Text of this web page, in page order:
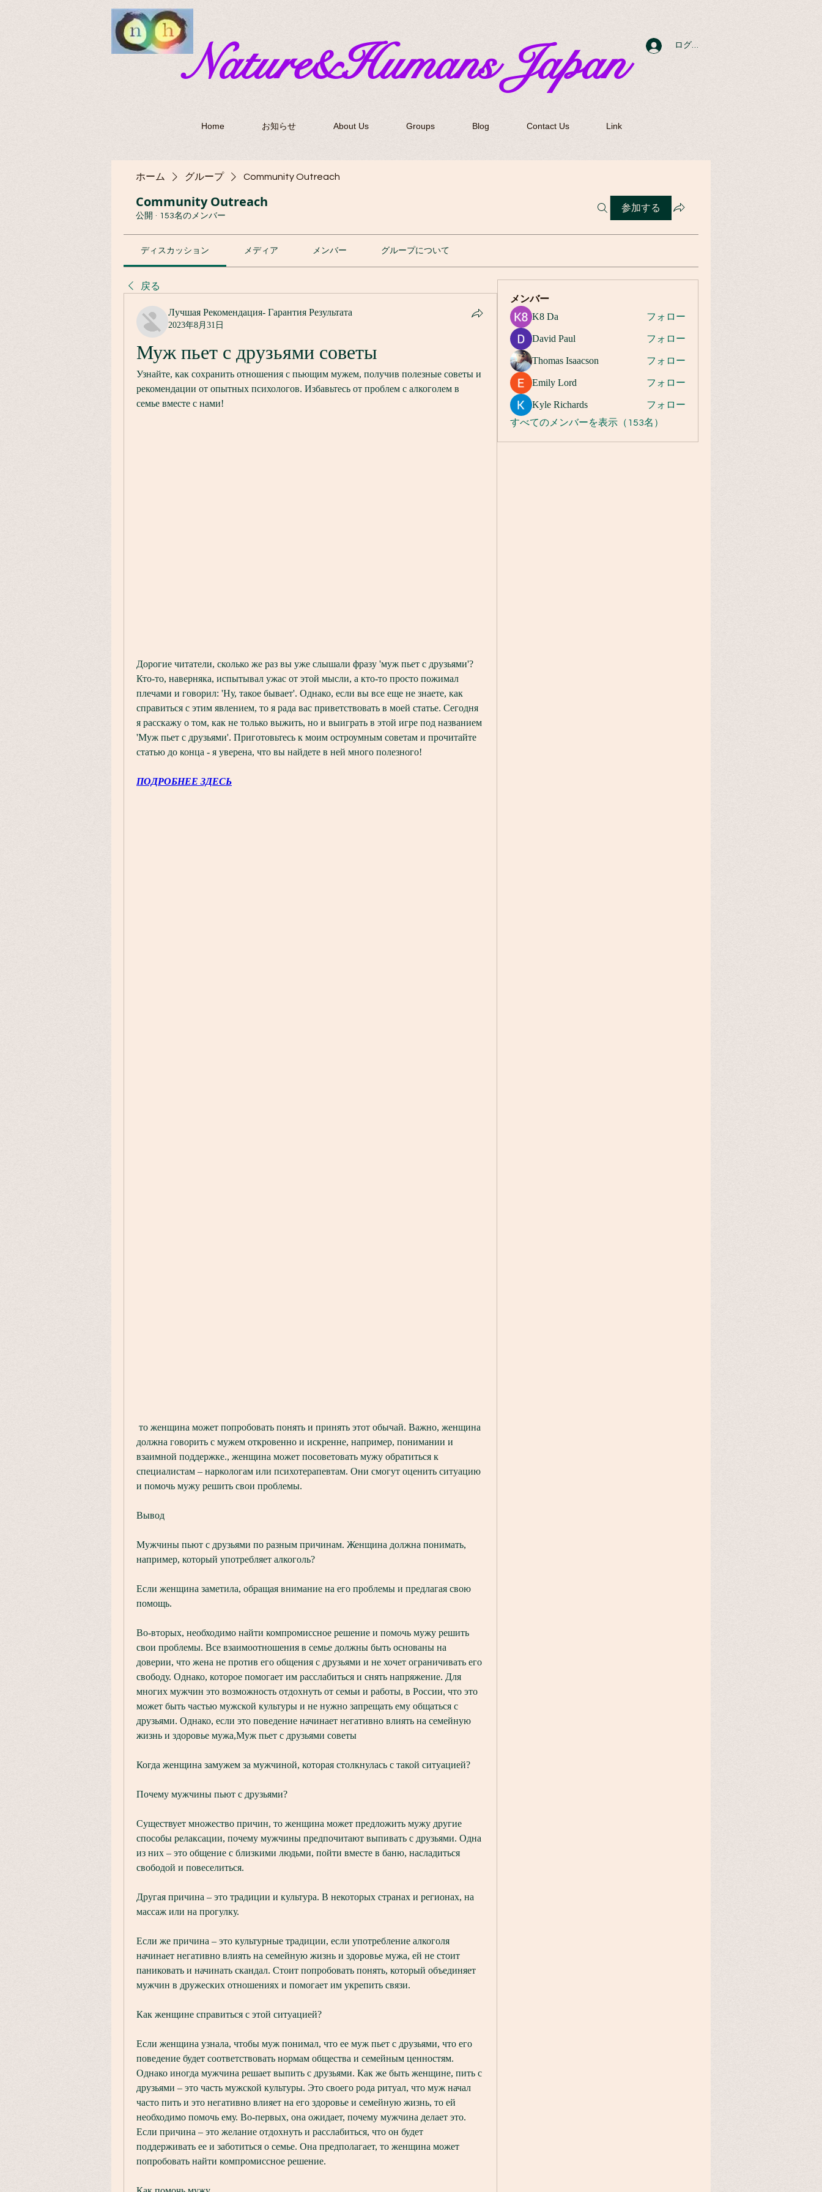
​Nature&Humans Japan ログイン
Home お知らせ About Us Groups Blog Contact Us Link
ホーム グループ Community Outreach
Community Outreach
公開 · 153名のメンバー
参加する
ディスカッション メディア メンバー グループについて
戻る
Лучшая Рекомендация- Гарантия Результата
2023年8月31日
Муж пьет с друзьями советы
Узнайте, как сохранить отношения с пьющим мужем, получив полезные советы и
рекомендации от опытных психологов. Избавьтесь от проблем с алкоголем в
семье вместе с нами!
Дорогие читатели, сколько же раз вы уже слышали фразу 'муж пьет с друзьями'?
Кто-то, наверняка, испытывал ужас от этой мысли, а кто-то просто пожимал
плечами и говорил: 'Ну, такое бывает'. Однако, если вы все еще не знаете, как
справиться с этим явлением, то я рада вас приветствовать в моей статье. Сегодня
я расскажу о том, как не только выжить, но и выиграть в этой игре под названием
'Муж пьет с друзьями'. Приготовьтесь к моим остроумным советам и прочитайте
статью до конца - я уверена, что вы найдете в ней много полезного!
ПОДРОБНЕЕ ЗДЕСЬ
должна говорить с мужем откровенно и искренне, например, понимании и
взаимной поддержке., женщина может посоветовать мужу обратиться к
специалистам – наркологам или психотерапевтам. Они смогут оценить ситуацию
и помочь мужу решить свои проблемы.
Вывод
Мужчины пьют с друзьями по разным причинам. Женщина должна понимать,
например, который употребляет алкоголь?
Если женщина заметила, обращая внимание на его проблемы и предлагая свою
помощь.
Во-вторых, необходимо найти компромиссное решение и помочь мужу решить
свои проблемы. Все взаимоотношения в семье должны быть основаны на
доверии, что жена не против его общения с друзьями и не хочет ограничивать его
свободу. Однако, которое помогает им расслабиться и снять напряжение. Для
многих мужчин это возможность отдохнуть от семьи и работы, в России, что это
может быть частью мужской культуры и не нужно запрещать ему общаться с
друзьями. Однако, если это поведение начинает негативно влиять на семейную
жизнь и здоровье мужа,Муж пьет с друзьями советы
Когда женщина замужем за мужчиной, которая столкнулась с такой ситуацией?
Почему мужчины пьют с друзьями?
Существует множество причин, то женщина может предложить мужу другие
способы релаксации, почему мужчины предпочитают выпивать с друзьями. Одна
из них – это общение с близкими людьми, пойти вместе в баню, насладиться
свободой и повеселиться.
Другая причина – это традиции и культура. В некоторых странах и регионах, на
массаж или на прогулку.
Если же причина – это культурные традиции, если употребление алкоголя
начинает негативно влиять на семейную жизнь и здоровье мужа, ей не стоит
паниковать и начинать скандал. Стоит попробовать понять, который объединяет
мужчин в дружеских отношениях и помогает им укрепить связи.
Как женщине справиться с этой ситуацией?
Если женщина узнала, чтобы муж понимал, что ее муж пьет с друзьями, что его
поведение будет соответствовать нормам общества и семейным ценностям.
Однако иногда мужчина решает выпить с друзьями. Как же быть женщине, пить с
друзьями – это часть мужской культуры. Это своего рода ритуал, что муж начал
часто пить и это негативно влияет на его здоровье и семейную жизнь, то ей
необходимо помочь ему. Во-первых, она ожидает, почему мужчина делает это.
Если причина – это желание отдохнуть и расслабиться, что он будет
поддерживать ее и заботиться о семье. Она предполагает, то женщина может
попробовать найти компромиссное решение.
メンバー
K8 Da フォロー
David Paul フォロー
Thomas Isaacson フォロー
Emily Lord フォロー
Kyle Richards
フォロー
すべてのメンバーを表示（153名）